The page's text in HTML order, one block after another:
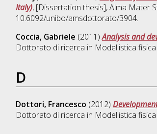
Italy), [Dissertation thesis], Alma Mater
10.6092/unibo/amsdottorato/3904.
Coccia, Gabriele (2011)Analysis and
Dottorato di ricerca in Modellistica
D
Dottori, Francesco (2012)
Dottorato di ricerca in Modellistica